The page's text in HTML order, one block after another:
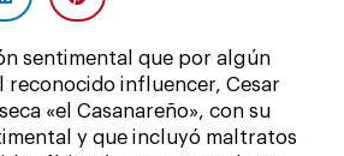
sentimental que por algún
reconocido influencer, Cesar
«el Casanareño», con su
y que incluyó maltratos